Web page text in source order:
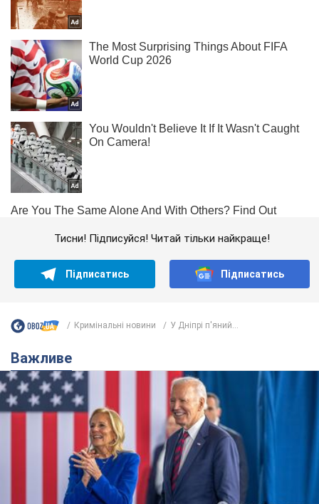
Тисни! Підписуйся! Читай тільки найкраще!
Підписатись Підписатись
Кримінальні новини У Дніпрі п'яний...
Важливе